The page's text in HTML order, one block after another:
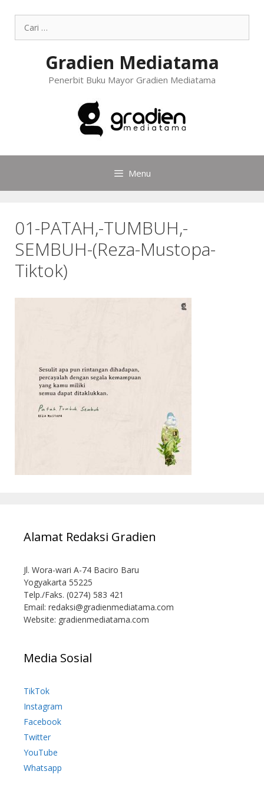
Gradien Mediatama
Penerbit Buku Mayor Gradien Mediatama
Menu
01-PATAH,-TUMBUH,-
SEMBUH-(Reza-Mustopa-
Tiktok)
Alamat Redaksi Gradien
Jl. Wora-wari A-74 Baciro Baru
Yogyakarta 55225
Telp./Faks. (0274) 583 421
Email: redaksi@gradienmediatama.com
Website: gradienmediatama.com
Media Sosial
TikTok
Instagram
Facebook
Twitter
YouTube
Whatsapp